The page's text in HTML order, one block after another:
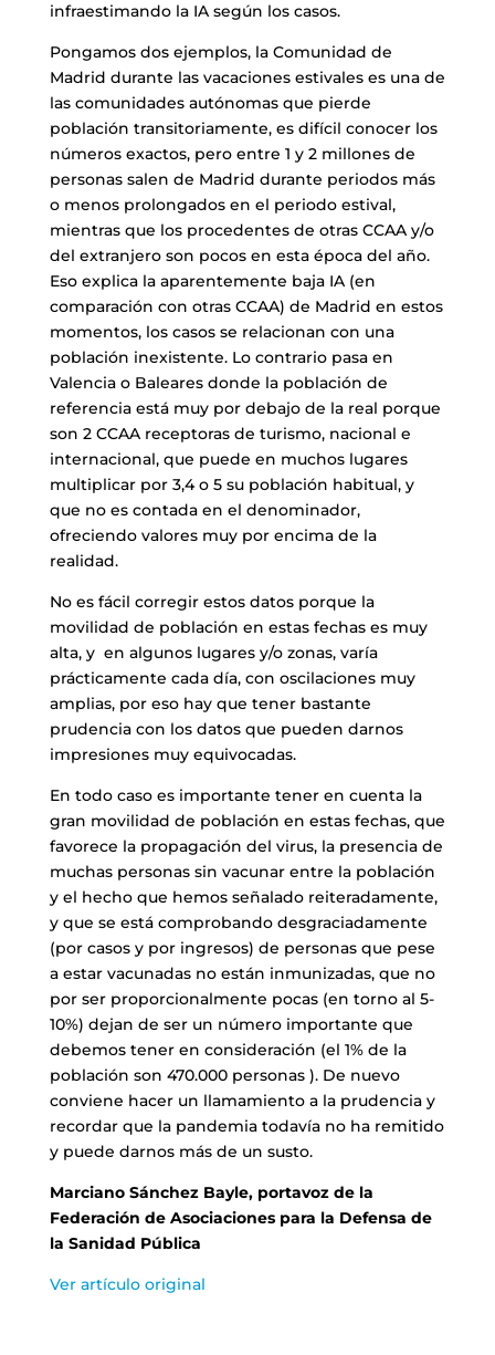
infraestimando la IA según los casos.
Pongamos dos ejemplos, la Comunidad de
Madrid durante las vacaciones estivales es una de
las comunidades autónomas que pierde
población transitoriamente, es difícil conocer los
números exactos, pero entre 1 y 2 millones de
personas salen de Madrid durante periodos más
o menos prolongados en el periodo estival,
mientras que los procedentes de otras CCAA y/o
del extranjero son pocos en esta época del año.
Eso explica la aparentemente baja IA (en
comparación con otras CCAA) de Madrid en estos
momentos, los casos se relacionan con una
población inexistente. Lo contrario pasa en
Valencia o Baleares donde la población de
referencia está muy por debajo de la real porque
son 2 CCAA receptoras de turismo, nacional e
internacional, que puede en muchos lugares
multiplicar por 3,4 o 5 su población habitual, y
que no es contada en el denominador,
ofreciendo valores muy por encima de la
realidad.
No es fácil corregir estos datos porque la
movilidad de población en estas fechas es muy
alta, y en algunos lugares y/o zonas, varía
prácticamente cada día, con oscilaciones muy
amplias, por eso hay que tener bastante
prudencia con los datos que pueden darnos
impresiones muy equivocadas.
En todo caso es importante tener en cuenta la
gran movilidad de población en estas fechas, que
favorece la propagación del virus, la presencia de
muchas personas sin vacunar entre la población
y el hecho que hemos señalado reiteradamente,
y que se está comprobando desgraciadamente
(por casos y por ingresos) de personas que pese
a estar vacunadas no están inmunizadas, que no
por ser proporcionalmente pocas (en torno al 5-
10%) dejan de ser un número importante que
debemos tener en consideración (el 1% de la
población son 470.000 personas ). De nuevo
conviene hacer un llamamiento a la prudencia y
recordar que la pandemia todavía no ha remitido
y puede darnos más de un susto.
Marciano Sánchez Bayle, portavoz de la
Federación de Asociaciones para la Defensa de
la Sanidad Pública
Ver artículo original